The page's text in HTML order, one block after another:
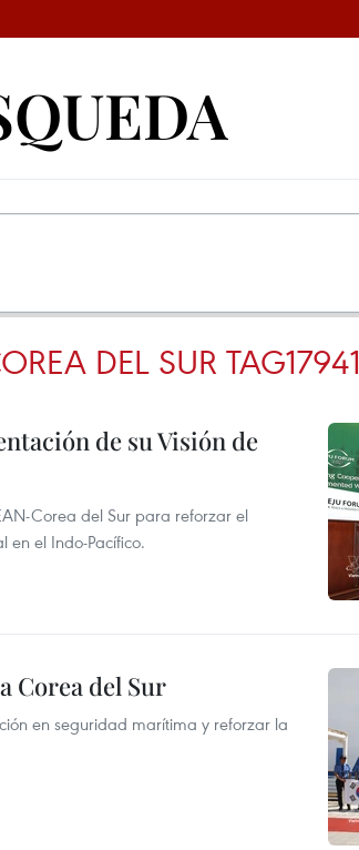
DEL SUR TAG17941
de su Visión de
Corea del Sur para reforzar el
el Indo-Pacífico.
Corea del Sur
en seguridad marítima y reforzar la